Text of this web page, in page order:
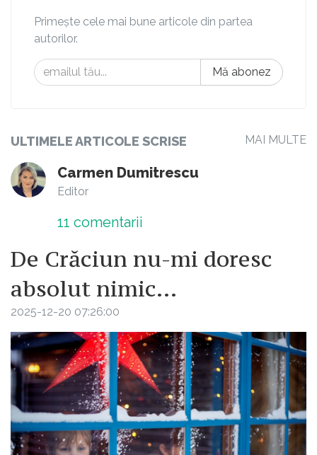
Primește cele mai bune articole din partea
autorilor.
Mă abonez
ULTIMELE ARTICOLE SCRISE MAI MULTE
Carmen Dumitrescu
Editor
11 comentarii
De Crăciun nu-mi doresc
absolut nimic…
2025-12-20 07:26:00